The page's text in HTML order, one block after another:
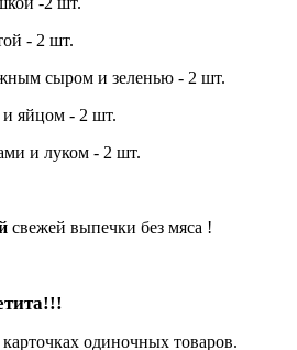
- 2 шт.
сыром и зеленью - 2 шт.
яйцом - 2 шт.
и луком - 2 шт.
свежейвыпечкибез мяса !
одиночных товаров.